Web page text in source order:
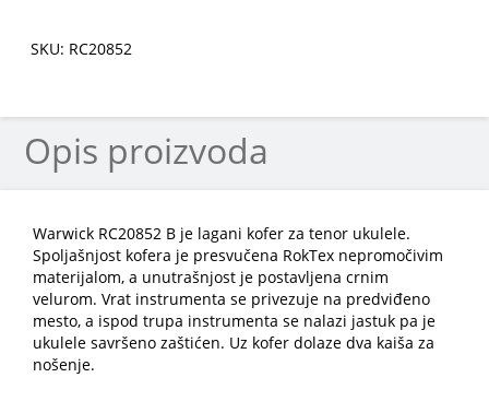
SKU: RC20852
Opis proizvoda
Warwick RC20852 B je lagani kofer za tenor ukulele.
Spoljašnjost kofera je presvučena RokTex nepromočivim
materijalom, a unutrašnjost je postavljena crnim
velurom. Vrat instrumenta se privezuje na predviđeno
mesto, a ispod trupa instrumenta se nalazi jastuk pa je
ukulele savršeno zaštićen. Uz kofer dolaze dva kaiša za
nošenje.